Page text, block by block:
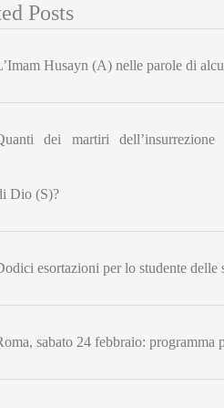
Posts
Husayn (A) nelle parole di
dei martiri
Dio (S)?
esortazioni per lo studente delle
sabato 24 febbraio: programma